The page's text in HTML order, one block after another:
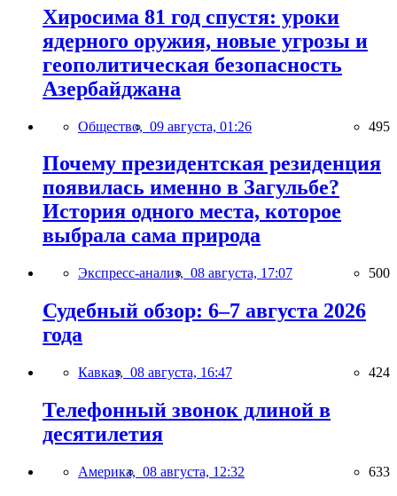
Хиросима 81 год спустя: уроки
ядерного оружия, новые угрозы и
геополитическая безопасность
Азербайджана
Общество, 09 августа, 01:26 495
Почему президентская резиденция
появилась именно в Загульбе?
История одного места, которое
выбрала сама природа
Экспресс-анализ, 08 августа, 17:07 500
Судебный обзор: 6–7 августа 2026
года
Кавказ, 08 августа, 16:47 424
Телефонный звонок длиной в
десятилетия
Америка, 08 августа, 12:32 633